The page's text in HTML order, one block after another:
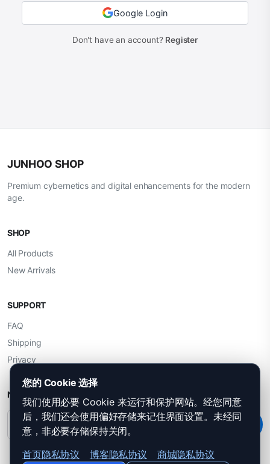
Google Login
Don't have an account? Register
JUNHOO SHOP
Premium cybernetics and digital enhancements for the modern
age.
SHOP
All Products
New Arrivals
SUPPORT
FAQ
Shipping
Privacy
NEWSLETTER
Subscribe
您的 Cookie 选择
我们使用必要 Cookie 来运行和保护网站。经您同意
后，我们还会使用偏好存储来记住界面设置。未经同
意，非必要存储保持关闭。
首页隐私协议
博客隐私协议 商城隐私协议